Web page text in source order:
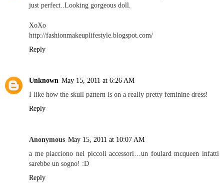
just perfect..Looking gorgeous doll.
XoXo
http://fashionmakeuplifestyle.blogspot.com/
Reply
Unknown May 15, 2011 at 6:26 AM
I like how the skull pattern is on a really pretty feminine dress!
Reply
Anonymous May 15, 2011 at 10:07 AM
a me piacciono nel piccoli accessori…un foulard mcqueen infatti
sarebbe un sogno! :D
Reply